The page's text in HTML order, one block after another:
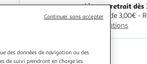
Livr. ou retrait dès
A partir de 3,00€ -
Plus d'options
54,99€
des données de navigation ou des
de suivi prendront en charge les
Continuer sans accepter